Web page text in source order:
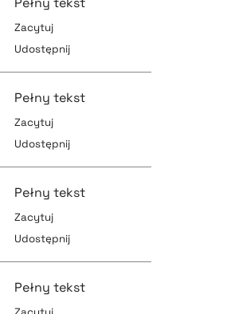
pobierz cytat
Zacytuj
Udostępnij
pobierz cytat
Pełny tekst
Zacytuj
Udostępnij
pobierz cytat
Pełny tekst
Zacytuj
Udostępnij
Pełny tekst